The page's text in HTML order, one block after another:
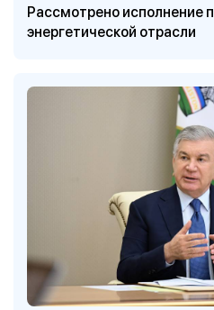
Рассмотрено исполнение
энергетической отрасли